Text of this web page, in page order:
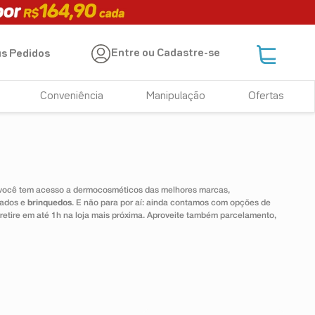
Pedidos Entre ou Cadastre-se
Conveniência Manipulação Ofertas
tem acesso a dermocosméticos das melhores marcas,
e brinquedos. E não para por aí: ainda contamos com opções de
em até 1h na loja mais próxima. Aproveite também parcelamento,